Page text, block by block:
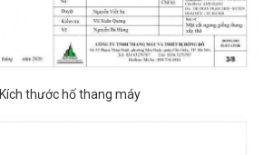
Kích thước hố thang máy